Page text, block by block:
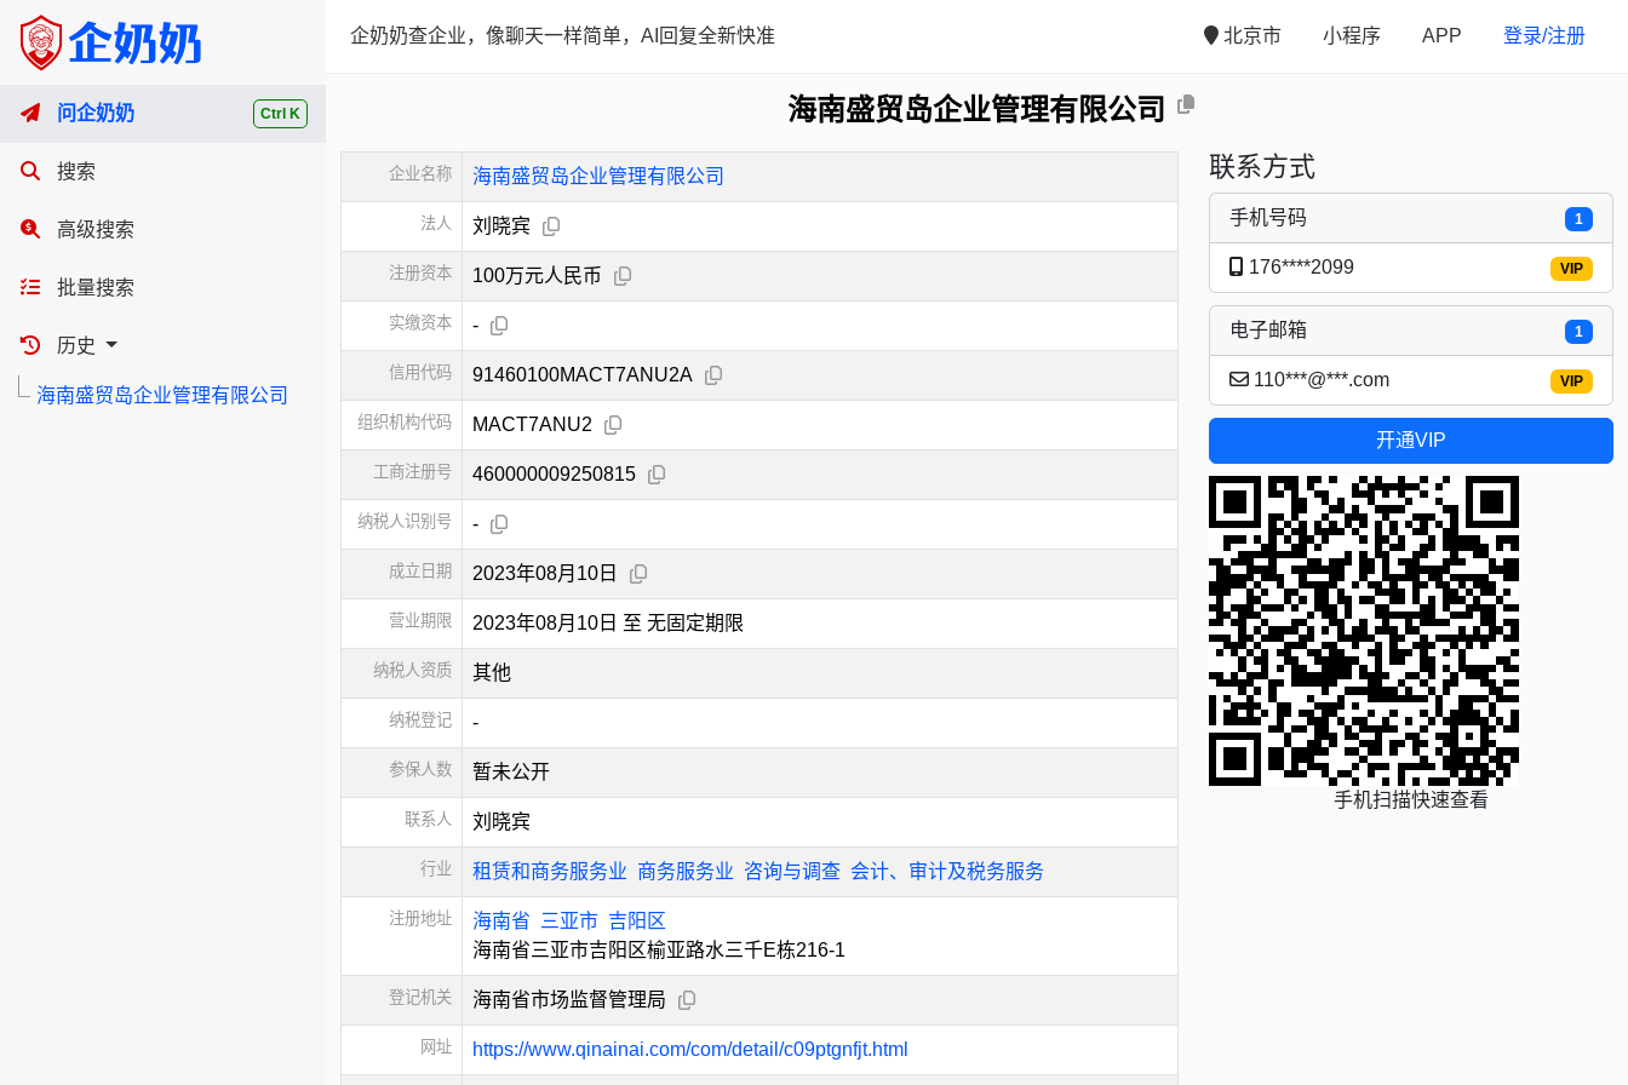
Ctrl K
问企奶奶
搜索
高级搜索
批量搜索
历史
海南盛贸岛企业管理有限公司
企奶奶查企业，像聊天一样简单，AI回复全新快准 北京市 小程序 APP 登录/注册
海南盛贸岛企业管理有限公司
企业名称 海南盛贸岛企业管理有限公司
法人 刘晓宾
注册资本 100万元人民币
实缴资本 -
信用代码 91460100MACT7ANU2A
组织机构代码 MACT7ANU2
工商注册号 460000009250815
纳税人识别号 -
成立日期 2023年08月10日
营业期限 2023年08月10日 至 无固定期限
纳税人资质 其他
纳税登记 -
参保人数 暂未公开
联系人 刘晓宾
行业 租赁和商务服务业 商务服务业 咨询与调查 会计、审计及税务服务
注册地址 海南省 三亚市 吉阳区
海南省三亚市吉阳区榆亚路水三千E栋216-1
登记机关 海南省市场监督管理局
网址 https://www.qinainai.com/com/detail/c09ptgnfjt.html
联系方式
1
手机号码
VIP
176****2099
1
电子邮箱
VIP
110***@***.com
开通VIP
手机扫描快速查看